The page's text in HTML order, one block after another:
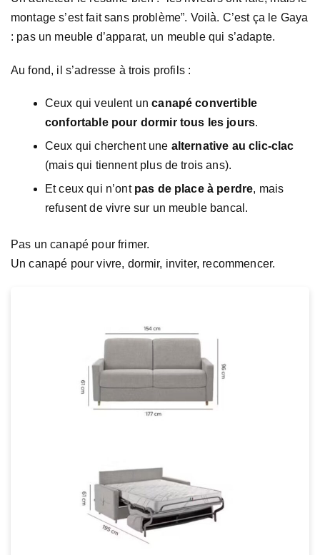
montage s’est fait sans problème”. Voilà. C’est ça le Gaya
: pas un meuble d’apparat, un meuble qui s’adapte.
Au fond, il s’adresse à trois profils :
Ceux qui veulent uncanapé convertible
confortable pour dormir tous les jours.
Ceux qui cherchent une alternative au clic-clac
(mais qui tiennent plus de trois ans).
Et ceux qui n’ont pas de place à perdre, mais
refusent de vivre sur un meuble bancal.
Pas un canapé pour frimer.
Un canapé pour vivre, dormir, inviter, recommencer.